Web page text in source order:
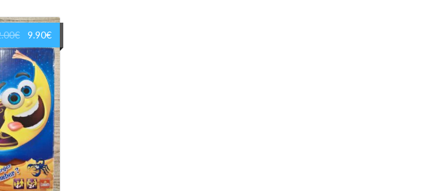
€
Le
prix
initial
était :
12.00€.
9.90€Le
prix
actuel
est :
9.90€.